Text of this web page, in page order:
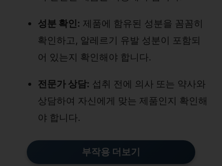
성분 확인: 제품에 함유된 성분을 꼼꼼히
확인하고, 알레르기 유발 성분이 포함되
어 있는지 확인해야 합니다.
전문가 상담: 섭취 전에 의사 또는 약사와
상담하여 자신에게 맞는 제품인지 확인해
야 합니다.
부작용 더보기